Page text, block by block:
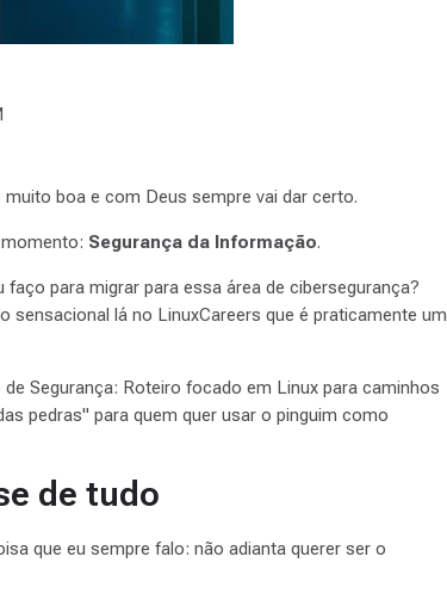
boa e com Deus sempre vai dar certo.
Segurança da Informação.
para migrar para essa área de cibersegurança?
lá no LinuxCareers que é praticamente um
Segurança: Roteiro focado em Linux para caminhos
pedras" para quem quer usar o pinguim como
de tudo
que eu sempre falo: não adianta querer ser o